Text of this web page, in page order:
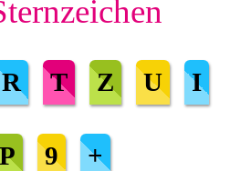
R T Z U I
9 +